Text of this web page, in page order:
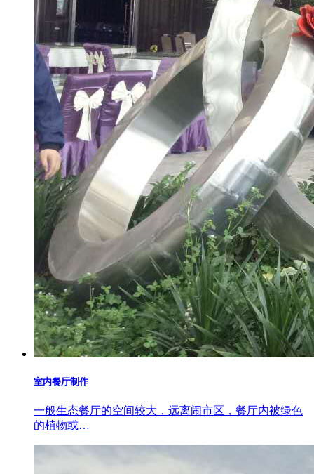
室内餐厅制作
一般生态餐厅的空间较大，远离闹市区，餐厅内被绿色
的植物或…